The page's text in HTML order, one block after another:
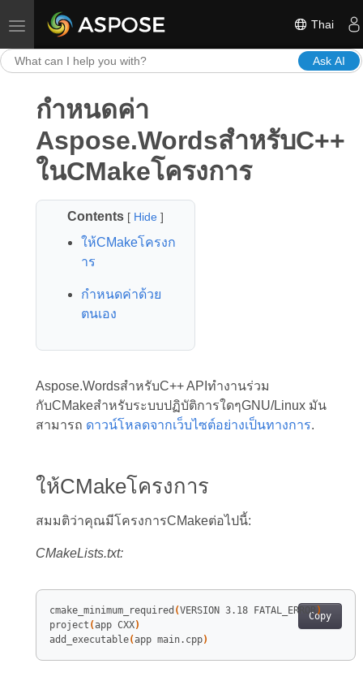
Toggle navigation Thai
Ask AI
กำหนดค่า
Aspose.WordsสำหรับC++
ในCMakeโครงการ
Contents [ Hide]
ให้CMakeโครงก
าร
กำหนดค่าด้วย
ตนเอง
Aspose.WordsสำหรับC++ APIทำงานร่วม
กับCMakeสำหรับระบบปฏิบัติการใดๆGNU/Linux มัน
สามารถ ดาวน์โหลดจากเว็บไซต์อย่างเป็นทางการ.
ให้CMakeโครงการ
สมมติว่าคุณมีโครงการCMakeต่อไปนี้:
CMakeLists.txt:
Copy
cmake_minimum_required (VERSION 3.18 FATAL_ERROR )
project (app CXX)
add_executable(app main.cpp)